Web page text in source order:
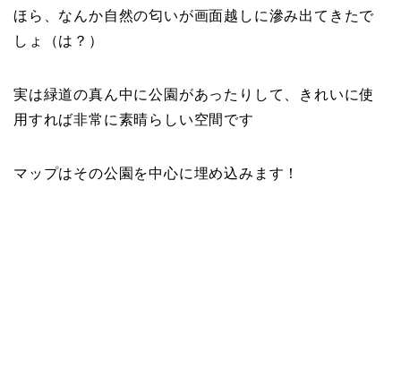
ほら、なんか自然の匂いが画面越しに滲み出てきたで
しょ（は？）
実は緑道の真ん中に公園があったりして、きれいに使
用すれば非常に素晴らしい空間です
マップはその公園を中心に埋め込みます！